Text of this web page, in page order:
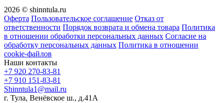
2026 © shinntula.ru
Оферта Пользовательское соглашение Отказ от
ответственности Порядок возврата и обмена товара Политика
в отношении обработки персональных данных Согласие на
обработку персональных данных Политика в отношении
cookie-файлов
Наши контакты
+7 920 270-83-81
+7 910 151-83-81
Shinntula1@mail.ru
г. Тула, Венёвское ш., д.41А